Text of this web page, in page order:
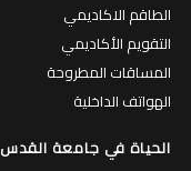
الطاقم الاكاديمي
التقويم الأكاديمي
المساقات المطروحة
الهواتف الداخلية
الحياة في جامعة القدس